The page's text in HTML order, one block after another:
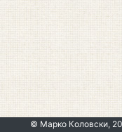
© Марко Коловски,